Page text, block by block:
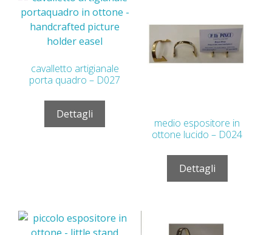
cavalletto artigianale
porta quadro – D027
Dettagli
medio espositore in
ottone lucido – D024
Dettagli